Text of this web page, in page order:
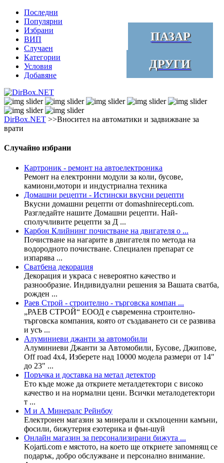
Последни
Популярни
Избрани
ВИП
Случаен
Категории
Условия
Добавяне
ПАЗАР
ДРУГИ
DirBox.NET >>Вносител на автоматики и задвижване за
врати
Случайно избрани
Картроник - ремонт на автоелектроника
Ремонт на електронни модули за коли, бусове,
камиони,мотори и индустриална техника
Домашни рецепти - Истински вкусни рецепти
Вкусни домашни рецепти от domashnirecepti.com.
Разгледайте нашите Домашни рецепти. Най-
сполучливите рецепти за Д ...
Карбон Клийнинг почистване на двигателя о ...
Почистване на нагарите в двигателя по метода на
водородното почистване. Специален препарат се
изпарява ...
Сватбена декорация
Декорация и украса с невероятно качество и
разнообразие. Индивидуални решения за Вашата сватба,
рожден ...
Раев Строй - строително - търговска компан ...
„РАЕВ СТРОЙ“ ЕООД е съвременна строително-
търговска компания, която от създаването си се рaзвива
и усъ ...
Алуминиеви джанти за автомобили
Алуминиеви Джанти за Автомобили, Бусове, Джипове,
Off road 4x4, Изберете над 10000 модела размери от 14"
до 23" ...
Поръчка и доставка на метал детектор
Ето къде може да откриете металдетектори с високо
качество и на нормални цени. Всички металодетектори
т ...
М и А Минералс Рейнбоу
Електронен магазин за минерали и скъпоценни камъни,
фосили, бижутерия езотерика и фън-шуй
Онлайн магазин за персонализирани бижута ...
Kojarti.com е мястото, на което ще откриете запомнящ се
подарък, добро обслужване и персонално внимание.